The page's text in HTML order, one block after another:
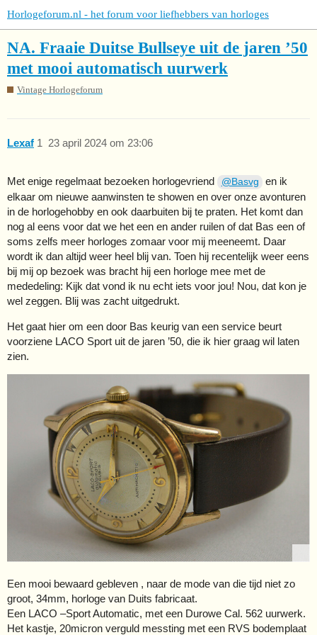
Horlogeforum.nl - het forum voor liefhebbers van horloges
NA. Fraaie Duitse Bullseye uit de jaren ’50
met mooi automatisch uurwerk
Vintage Horlogeforum
Lexaf 23 april 2024 om 23:06
1
Met enige regelmaat bezoeken horlogevriend @Basvg
en ik
elkaar om nieuwe aanwinsten te showen en over onze avonturen
in de horlogehobby en ook daarbuiten bij te praten. Het komt dan
nog al eens voor dat we het een en ander ruilen of dat Bas een of
soms zelfs meer horloges zomaar voor mij meeneemt. Daar
wordt ik dan altijd weer heel blij van. Toen hij recentelijk weer eens
bij mij op bezoek was bracht hij een horloge mee met de
mededeling: Kijk dat vond ik nu echt iets voor jou! Nou, dat kon je
wel zeggen. Blij was zacht uitgedrukt.
Het gaat hier om een door Bas keurig van een service beurt
voorziene LACO Sport uit de jaren ’50, die ik hier graag wil laten
zien.
Een mooi bewaard gebleven , naar de mode van die tijd niet zo
groot, 34mm, horloge van Duits fabricaat.
Een LACO –Sport Automatic, met een Durowe Cal. 562 uurwerk.
Het kastje, 20micron verguld messting met een RVS bodemplaat